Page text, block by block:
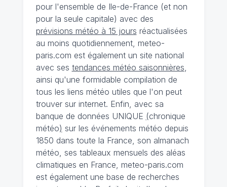
pour l'ensemble de Ile-de-France (et non
pour la seule capitale) avec des
prévisions météo à 15 jours réactualisées
au moins quotidiennement, meteo-
paris.com est également un site national
avec ses tendances météo saisonnières,
ainsi qu'une formidable compilation de
tous les liens météo utiles que l'on peut
trouver sur internet. Enfin, avec sa
banque de données UNIQUE (chronique
météo) sur les événements météo depuis
1850 dans toute la France, son almanach
météo, ses tableaux mensuels des aléas
climatiques en France, meteo-paris.com
est également une base de recherches